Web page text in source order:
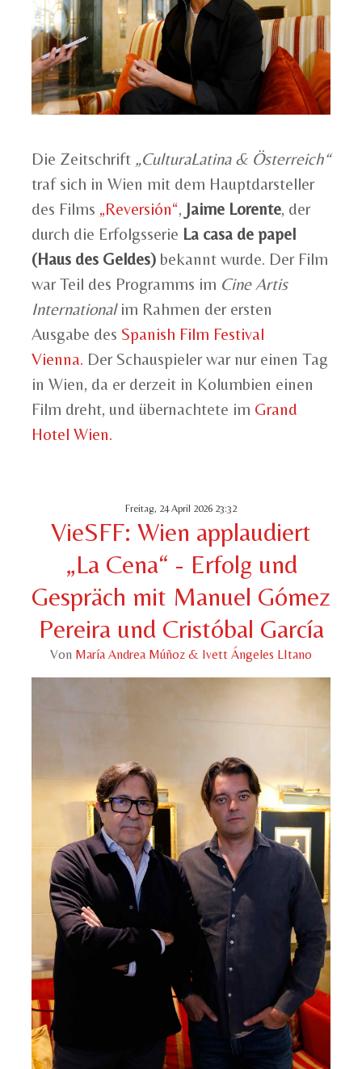
Die Zeitschrift „CulturaLatina & Österreich“
traf sich in Wien mit dem Hauptdarsteller
des Films „Reversión“, Jaime Lorente, der
durch die Erfolgsserie La casa de papel
(Haus des Geldes) bekannt wurde. Der Film
war Teil des Programms im Cine Artis
Internationalim Rahmen der ersten
Ausgabe des Spanish Film Festival
Vienna. Der Schauspieler war nur einen Tag
in Wien, da er derzeit in Kolumbien einen
Film dreht, und übernachtete im Grand
Hotel Wien.
Freitag, 24 April 2026 23:32
VieSFF: Wien applaudiert
„La Cena“ - Erfolg und
Gespräch mit Manuel Gómez
Pereira und Cristóbal García
Von María Andrea Múñoz & Ivett Ángeles LItano